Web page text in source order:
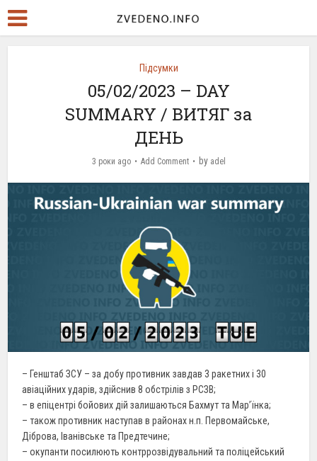
Підсумки
05/02/2023 – DAY
SUMMARY / ВИТЯГ за
ДЕНЬ
3 роки ago Add Comment by adel
– Генштаб ЗСУ – за добу противник завдав 3 ракетних і 30
авіаційних ударів, здійснив 8 обстрілів з РСЗВ;
– в епіцентрі бойових дій залишаються Бахмут та Мар’їнка;
– також противник наступав в районах н.п. Первомайське,
Діброва, Іванівське та Предтечине;
– окупанти посилюють контррозвідувальний та поліцейський